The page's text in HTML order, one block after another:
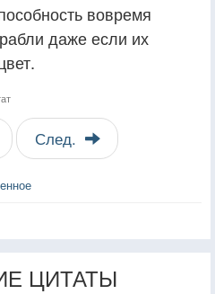
вовремя
даже если их
След.
ЦИТАТЫ